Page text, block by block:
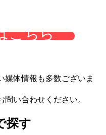
こちら
媒体情報も多数ございま
問い合わせください。
探す